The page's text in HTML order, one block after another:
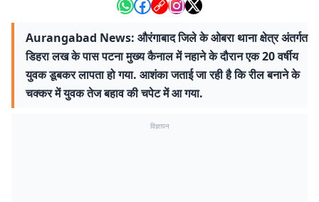
Aurangabad News: औरंगाबाद जिले के ओबरा थाना क्षेत्र अंतर्गत
डिहरा लख के पास पटना मुख्य कैनाल में नहाने के दौरान एक 20 वर्षीय
युवक डूबकर लापता हो गया. आशंका जताई जा रही है कि रील बनाने के
चक्कर में युवक तेज बहाव की चपेट में आ गया.
विज्ञापन